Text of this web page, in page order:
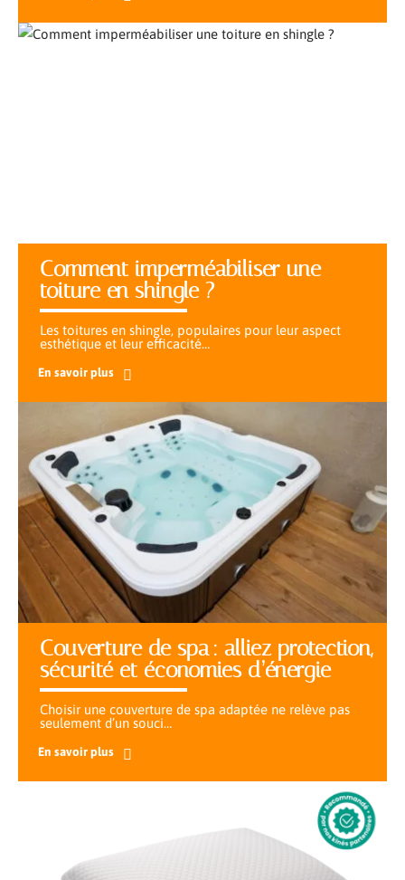
Comment imperméabiliser une
toiture en shingle ?
Les toitures en shingle, populaires pour leur aspect
esthétique et leur efficacité…
En savoir plus
Couverture de spa : alliez protection,
sécurité et économies d’énergie
Choisir une couverture de spa adaptée ne relève pas
seulement d’un souci…
En savoir plus